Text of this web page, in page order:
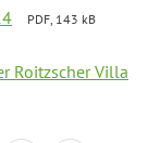
PDF, 143 kB
Roitzscher Villa